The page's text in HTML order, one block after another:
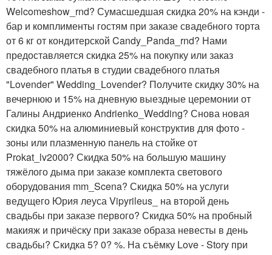
Welcomeshow_rnd? Сумасшедшая скидка 20% на кэнди -
бар и комплименты гостям при заказе свадебного торта
от 6 кг от кондитерской Candy_Panda_rnd? Нами
предоставляется скидка 25% на покупку или заказ
свадебного платья в студии свадебного платья
"Lovender" Wedding_Lovender? Получите скидку 30% на
вечернюю и 15% на дневную выездные церемонии от
Галины Андриенко Andrienko_Wedding? Снова новая
скидка 50% на алюминиевый конструктив для фото -
зоны или плазменную панель на стойке от
Prokat_lv2000? Скидка 50% на большую машину
тяжёлого дыма при заказе комплекта светового
оборудования mm_Scena? Скидка 50% на услуги
ведущего Юрия леуса Vipyrileus_ на второй день
свадьбы при заказе первого? Скидка 50% на пробный
макияж и причёску при заказе образа невесты в день
свадьбы? Скидка 5? 0? %. На съёмку Love - Story при